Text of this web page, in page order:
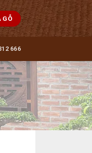
GỖ
666